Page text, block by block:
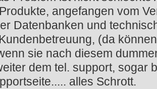
angefangen vom
Datenbanken und
(da
sie nach diesem
dem tel. support, sogar
alles Schrott.